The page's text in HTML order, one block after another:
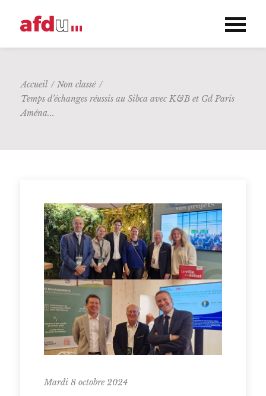
Accueil / Non classé /
Temps d’échanges réussis au Sibca avec K&B et Gd Paris
Aména...
Mardi 8 octobre 2024